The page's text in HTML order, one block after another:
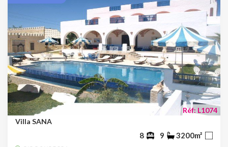
Réf: L1074
Villa SANA
8 9 3200m²